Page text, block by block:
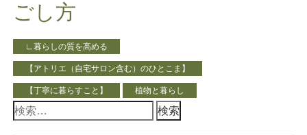
ごし方
∟暮らしの質を高める
【アトリエ（自宅サロン含む）のひとこま】
【丁寧に暮らすこと】 植物と暮らし
検